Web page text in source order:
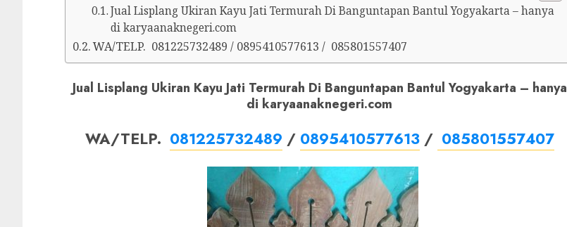
Jual Lisplang Ukiran Kayu Jati Termurah Di Banguntapan Bantul Yogyakarta – hanya
di karyaanaknegeri.com
WA/TELP. 081225732489 / 0895410577613 / 085801557407
Jual Lisplang Ukiran Kayu Jati Termurah Di Banguntapan Bantul Yogyakarta – hanya
di karyaanaknegeri.com
WA/TELP. 081225732489 / 0895410577613/ 085801557407